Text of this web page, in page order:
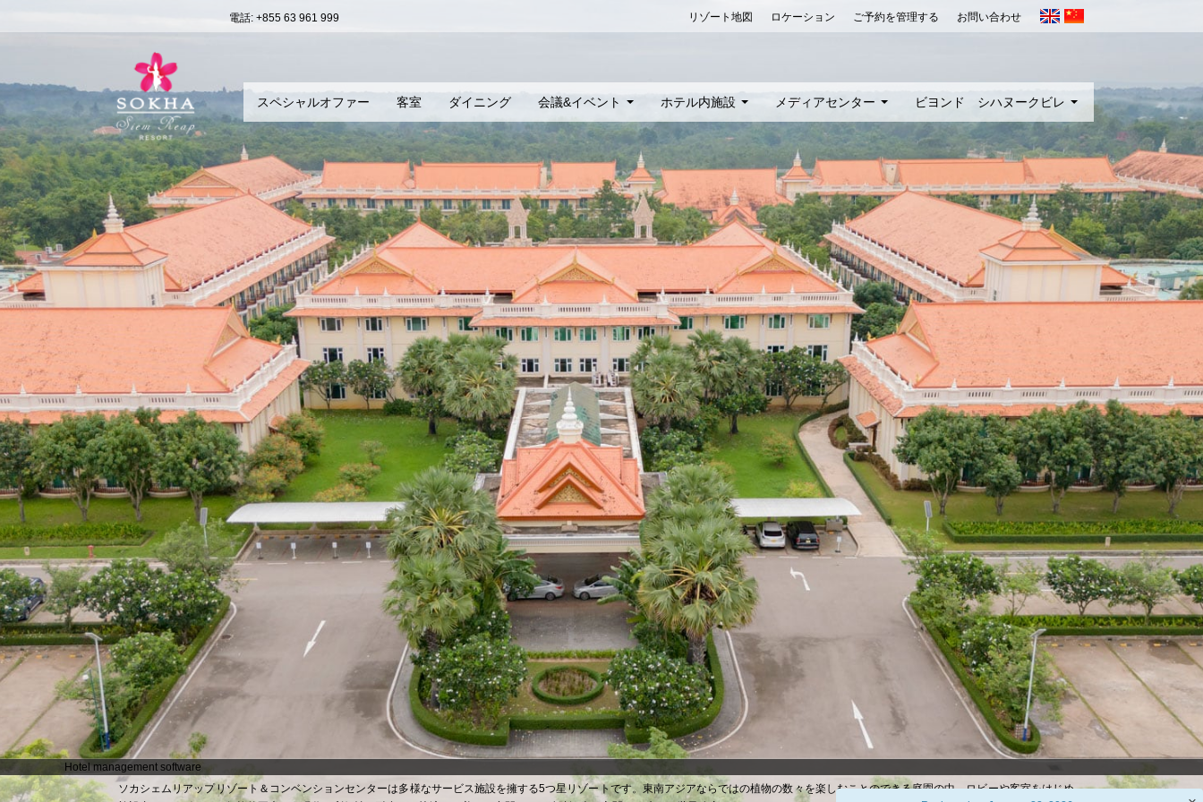
電話: +855 63 961 999 リゾート地図 ロケーション ご予約を管理する お問い合わせ
スペシャルオファー 客室 ダイニング 会議&イベント ホテル内施設 メディアセンター ビヨンド シハヌークビレ
Hotel management software
ソカシェムリアップリゾート＆コンベンションセンターは多様なサービス施設を擁する5つ星リゾートです。東南アジアならではの植物の数々を楽しむことのできる庭園の中、ロビーや客室をはじめ、